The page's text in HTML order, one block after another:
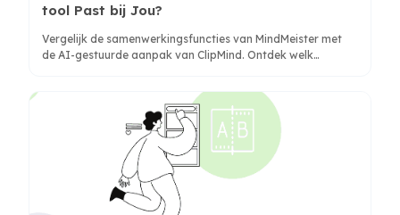
tool Past bij Jou?
Vergelijk de samenwerkingsfuncties van MindMeister met
de AI-gestuurde aanpak van ClipMind. Ontdek welk